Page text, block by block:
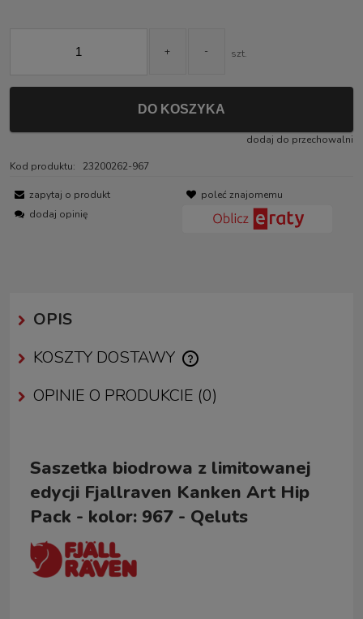
+ - szt.
DO KOSZYKA
dodaj do przechowalni
Kod produktu: 23200262-967
zapytaj o produkt
poleć znajomemu
dodaj opinię
OPIS
KOSZTY DOSTAWY
CENA NIE ZAWIERA EWENTUALNYCH KOSZTÓW PŁATNOŚCI
OPINIE O PRODUKCIE (0)
Saszetka biodrowa z limitowanej
edycji Fjallraven Kanken Art Hip
Pack - kolor: 967 - Qeluts